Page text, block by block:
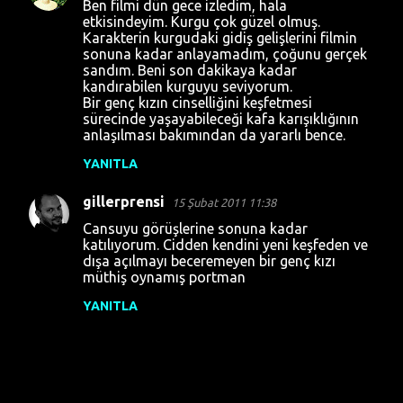
Ben filmi dün gece izledim, hala
etkisindeyim. Kurgu çok güzel olmuş.
Karakterin kurgudaki gidiş gelişlerini filmin
sonuna kadar anlayamadım, çoğunu gerçek
sandım. Beni son dakikaya kadar
kandırabilen kurguyu seviyorum.
Bir genç kızın cinselliğini keşfetmesi
sürecinde yaşayabileceği kafa karışıklığının
anlaşılması bakımından da yararlı bence.
YANITLA
gillerprensi 15 Şubat 2011 11:38
Cansuyu görüşlerine sonuna kadar
katılıyorum. Cidden kendini yeni keşfeden ve
dışa açılmayı beceremeyen bir genç kızı
müthiş oynamış portman
YANITLA